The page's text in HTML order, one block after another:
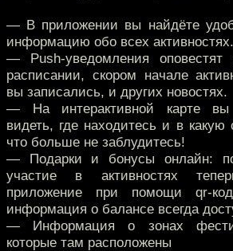
— В приложении вы найдёте
информацию обо всех активностях.
— Push-уведомления
расписании, скором начале
вы записались, и других новостях.
— На интерактивной карте вы
видеть, где находитесь и в какую
что больше не заблудитесь!
— Подарки и бонусы онлайн:
участие в активностях
приложение при помощи qr-
информация о балансе всегда
— Информация о зонах
которые там расположены